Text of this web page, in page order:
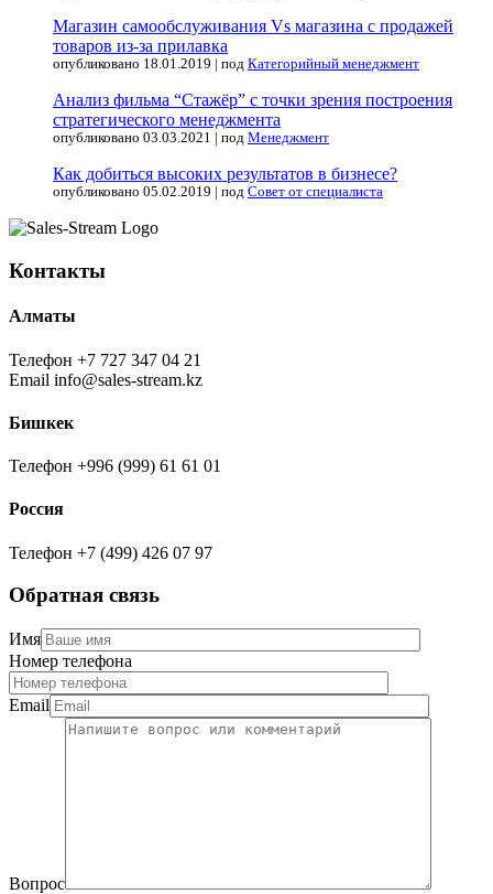
Магазин самообслуживания Vs магазина с продажей
товаров из-за прилавка
опубликовано 18.01.2019 под Категорийный менеджмент
Анализ фильма “Стажёр” с точки зрения построения
стратегического менеджмента
опубликовано 03.03.2021 под Менеджмент
Как добиться высоких результатов в бизнесе?
опубликовано 05.02.2019 под Совет от специалиста
Контакты
Алматы
Телефон +7 727 347 04 21
Email info@sales-stream.kz
Бишкек
Телефон +996 (999) 61 61 01
Россия
Телефон +7 (499) 426 07 97
Обратная связь
Имя
Номер телефона
Email
Вопрос